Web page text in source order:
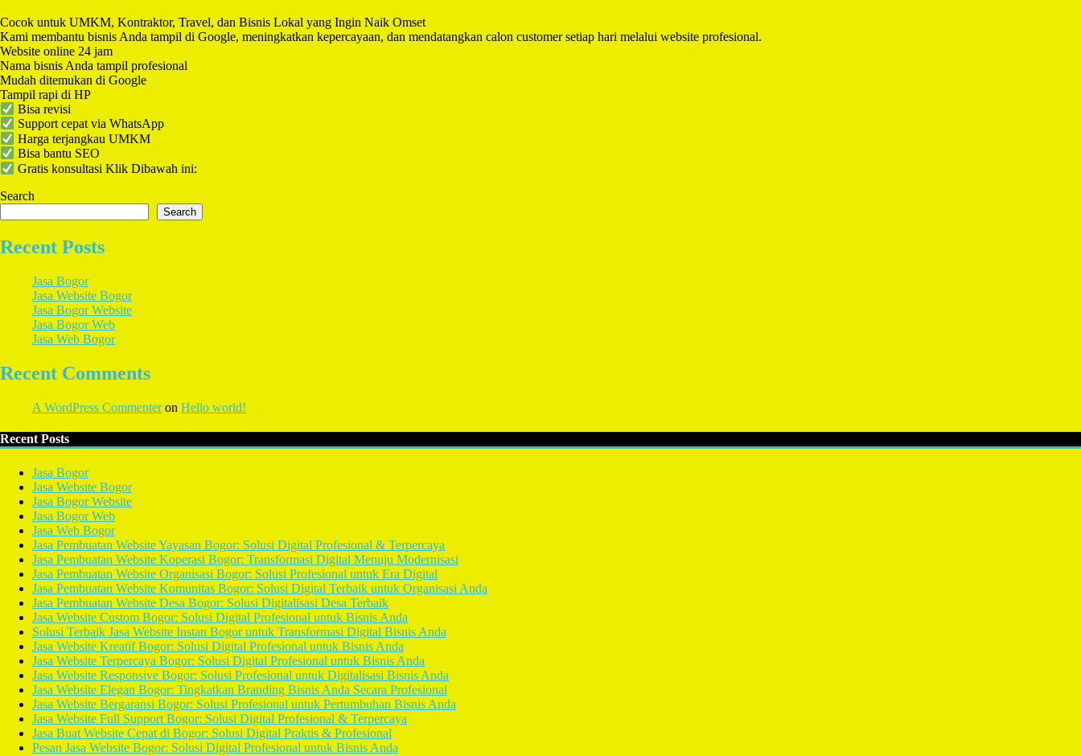
Cocok untuk UMKM, Kontraktor, Travel, dan Bisnis Lokal yang Ingin Naik Omset
Kami membantu bisnis Anda tampil di Google, meningkatkan kepercayaan, dan mendatangkan calon customer setiap hari melalui website profesional.
Website online 24 jam
Nama bisnis Anda tampil profesional
Mudah ditemukan di Google
Tampil rapi di HP
Bisa revisi
Support cepat via WhatsApp
Harga terjangkau UMKM
Bisa bantu SEO
Gratis konsultasi Klik Dibawah ini:
Search
Search
Recent Posts
Jasa Bogor
Jasa Website Bogor
Jasa Bogor Website
Jasa Bogor Web
Jasa Web Bogor
Recent Comments
A WordPress Commenteron Hello world!
Recent Posts
Jasa Bogor
Jasa Website Bogor
Jasa Bogor Website
Jasa Bogor Web
Jasa Web Bogor
Jasa Pembuatan Website Yayasan Bogor: Solusi Digital Profesional & Terpercaya
Jasa Pembuatan Website Koperasi Bogor: Transformasi Digital Menuju Modernisasi
Jasa Pembuatan Website Organisasi Bogor: Solusi Profesional untuk Era Digital
Jasa Pembuatan Website Komunitas Bogor: Solusi Digital Terbaik untuk Organisasi Anda
Jasa Pembuatan Website Desa Bogor: Solusi Digitalisasi Desa Terbaik
Jasa Website Custom Bogor: Solusi Digital Profesional untuk Bisnis Anda
Solusi Terbaik Jasa Website Instan Bogor untuk Transformasi Digital Bisnis Anda
Jasa Website Kreatif Bogor: Solusi Digital Profesional untuk Bisnis Anda
Jasa Website Terpercaya Bogor: Solusi Digital Profesional untuk Bisnis Anda
Jasa Website Responsive Bogor: Solusi Profesional untuk Digitalisasi Bisnis Anda
Jasa Website Elegan Bogor: Tingkatkan Branding Bisnis Anda Secara Profesional
Jasa Website Bergaransi Bogor: Solusi Profesional untuk Pertumbuhan Bisnis Anda
Jasa Website Full Support Bogor: Solusi Digital Profesional & Terpercaya
Jasa Buat Website Cepat di Bogor: Solusi Digital Praktis & Profesional
Pesan Jasa Website Bogor: Solusi Digital Profesional untuk Bisnis Anda